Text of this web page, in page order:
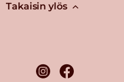
Takaisin ylös